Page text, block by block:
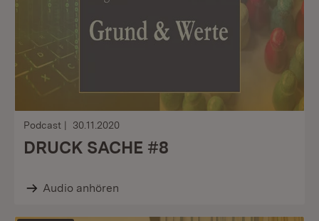
Podcast 30.11.2020
DRUCK SACHE #8
Audio anhören